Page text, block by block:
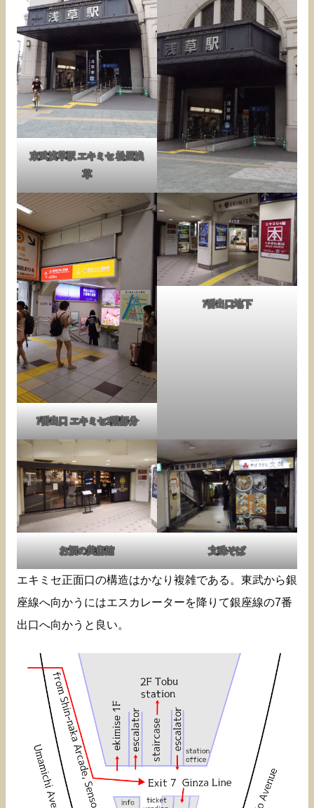
東武浅草駅 エキミセ 松屋浅
草
7番出口 エキミセ1階部分
7番出口地下
お酒の美術館 文殊そば
エキミセ正面口の構造はかなり複雑である。東武から銀
座線へ向かうにはエスカレーターを降りて銀座線の7番
出口へ向かうと良い。